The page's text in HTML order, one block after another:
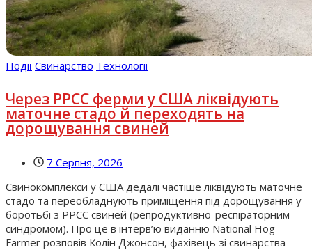
Події Свинарство Технології
Через РРСС ферми у США ліквідують
маточне стадо й переходять на
дорощування свиней
7 Серпня, 2026
Свинокомплекси у США дедалі частіше ліквідують маточне
стадо та переобладнують приміщення під дорощування у
боротьбі з РРСС свиней (репродуктивно-респіраторним
синдромом). Про це в інтерв’ю виданню National Hog
Farmer розповів Колін Джонсон, фахівець зі свинарства